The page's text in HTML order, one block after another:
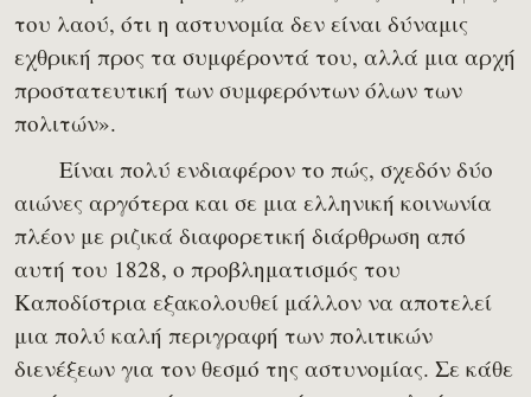
του λαού, ότι η αστυνομία δεν είναι δύναμις
εχθρική προς τα συμφέροντά του, αλλά μια αρχή
προστατευτική των συμφερόντων όλων των
πολιτών».
Είναι πολύ ενδιαφέρον το πώς, σχεδόν δύο
αιώνες αργότερα και σε μια ελληνική κοινωνία
πλέον με ριζικά διαφορετική διάρθρωση από
αυτή του 1828, ο προβληματισμός του
Καποδίστρια εξακολουθεί μάλλον να αποτελεί
μια πολύ καλή περιγραφή των πολιτικών
διενέξεων για τον θεσμό της αστυνομίας. Σε κάθε